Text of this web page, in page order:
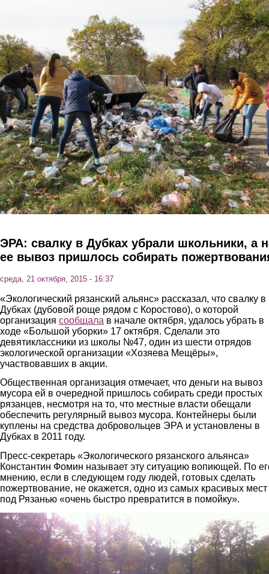
ЭРА: свалку в Дубках убрали школьники, а
ее вывоз пришлось собирать
среда, 21 октября, 2015 - 16:37
«Экологический рязанский альянс» рассказал, что свалку в
Дубках (дубовой роще рядом с Коростово), о которой
организация сообщала в начале октября, удалось убрать в
ходе «Большой уборки» 17 октября. Сделали это
девятиклассники из школы №47, один из шести отрядов
экологической организации «Хозяева Мещёры»,
участвовавших в акции.
Общественная организация отмечает, что деньги на вывоз
мусора ей в очередной пришлось собирать среди простых
рязанцев, несмотря на то, что местные власти обещали
обеспечить регулярный вывоз мусора. Контейнеры были
куплены на средства добровольцев ЭРА и установлены в
Дубках в 2011 году.
Пресс-секретарь «Экологического рязанского альянса»
Константин Фомин называет эту ситуацию вопиющей. По
мнению, если в следующем году людей, готовых сделать
пожертвование, не окажется, одно из самых красивых мест
под Рязанью «очень быстро превратится в помойку».
3.jpg